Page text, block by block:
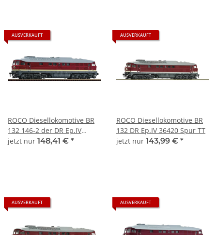
AUSVERKAUFT
ROCO Diesellokomotive BR
132 146-2 der DR Ep.IV
7380004 Spur TT
jetzt nur 148,41 € *
AUSVERKAUFT
ROCO Diesellokomotive BR
132 DR Ep.IV 36420 Spur TT
jetzt nur 143,99 € *
AUSVERKAUFT AUSVERKAUFT